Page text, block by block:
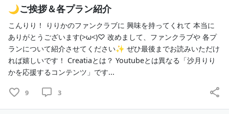
りりかを今よりもっと
ささやかながら 継続特典 もあるので
ぜひお楽しみください(*´ω`*) ♡
🌸現在積極的に行いたい活動
🌙ご挨拶＆各プラン紹介
こんりり！ りりかのファンクラブに 興味を持ってくれて 本当に
ありがとうございます(>ω<)♡ 改めまして、ファンクラブや 各プ
ランについて紹介させてください✨ ぜひ最後までお読みいただけ
れば嬉しいです！ Creatiaとは？ Youtubeとは異なる「沙月りり
かを応援するコンテンツ」です...
9 3